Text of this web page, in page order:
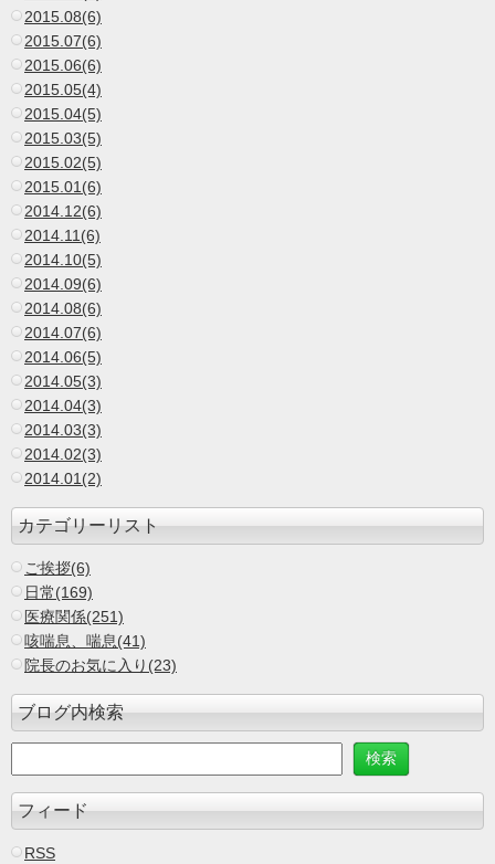
2015.08(6)
2015.07(6)
2015.06(6)
2015.05(4)
2015.04(5)
2015.03(5)
2015.02(5)
2015.01(6)
2014.12(6)
2014.11(6)
2014.10(5)
2014.09(6)
2014.08(6)
2014.07(6)
2014.06(5)
2014.05(3)
2014.04(3)
2014.03(3)
2014.02(3)
2014.01(2)
カテゴリーリスト
ご挨拶(6)
日常(169)
医療関係(251)
咳喘息、喘息(41)
院長のお気に入り(23)
ブログ内検索
フィード
RSS